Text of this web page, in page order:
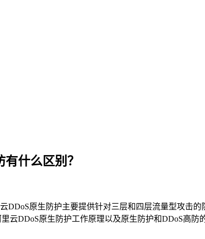
什么区别？
原生防护主要提供针对三层和四层流量型攻击的
DDoS原生防护工作原理以及原生防护和DDoS高防